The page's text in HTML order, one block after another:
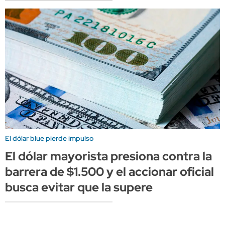
El dólar blue pierde impulso
El dólar mayorista presiona contra la
barrera de $1.500 y el accionar oficial
busca evitar que la supere